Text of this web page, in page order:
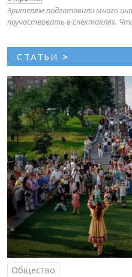
Зрителям подготовили много
поучаствовать в спектаклях.
СТАТЬИ >
Общество